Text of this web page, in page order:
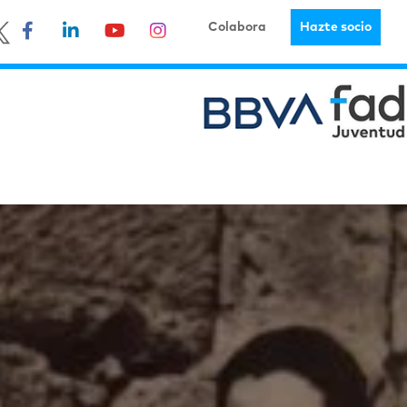
Colabora Hazte socio